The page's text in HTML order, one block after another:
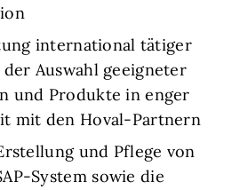
international tätiger
Auswahl geeigneter
und Produkte in enger
mit den Hoval-Partnern
und Pflege von
System sowie die